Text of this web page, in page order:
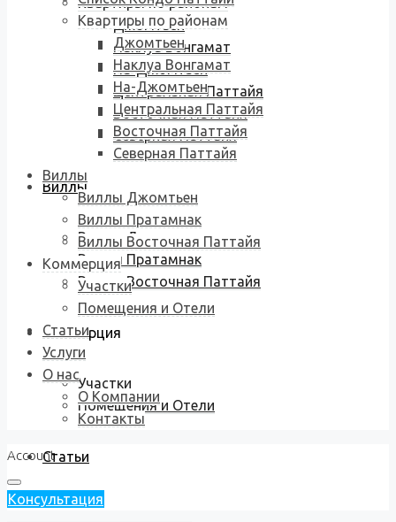
Джомтьен
Наклуа Вонгамат
На-Джомтьен
Центральная Паттайя
Восточная Паттайя
Северная Паттайя
Виллы
Виллы Джомтьен
Виллы Пратамнак
Виллы Восточная Паттайя
Коммерция
Участки
Помещения и Отели
Статьи
Квартиры по районам
Джомтьен
Наклуа Вонгамат
На-Джомтьен
Центральная Паттайя
Восточная Паттайя
Северная Паттайя
Виллы
Виллы Джомтьен
Виллы Пратамнак
Виллы Восточная Паттайя
Коммерция
Участки
Помещения и Отели
Статьи
Услуги
О нас
О Компании
Контакты
Account
Консультация